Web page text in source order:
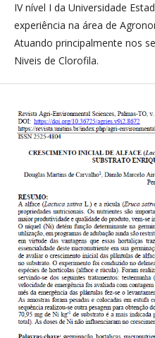
IV nível I da Universidade
experiência na área de
Atuando principalmente nos
Niveis de Clorofila.